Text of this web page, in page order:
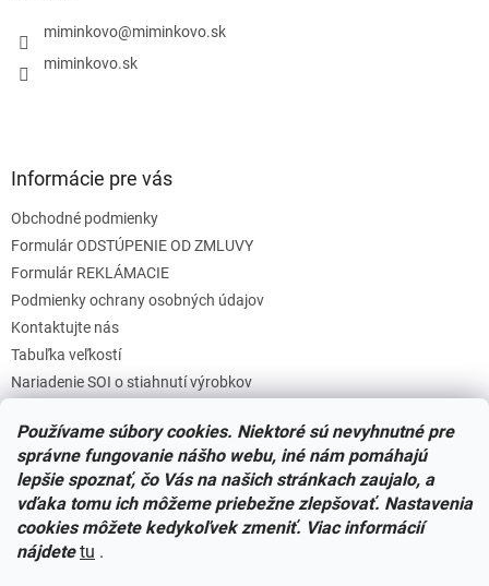
Používame súbory cookies. Niektoré sú nevyhnutné pre
správne fungovanie nášho webu, iné nám pomáhajú
lepšie spoznať, čo Vás na našich stránkach zaujalo, a
vďaka tomu ich môžeme priebežne zlepšovať. Nastavenia
cookies môžete kedykoľvek zmeniť. Viac informácií
nájdete tu .
miminkovo@miminkovo.sk
miminkovo.sk
Informácie pre vás
Obchodné podmienky
Formulár ODSTÚPENIE OD ZMLUVY
Formulár REKLÁMACIE
Podmienky ochrany osobných údajov
Kontaktujte nás
Tabuľka veľkostí
Nariadenie SOI o stiahnutí výrobkov
Zásady súborov COOKIES
Facebook